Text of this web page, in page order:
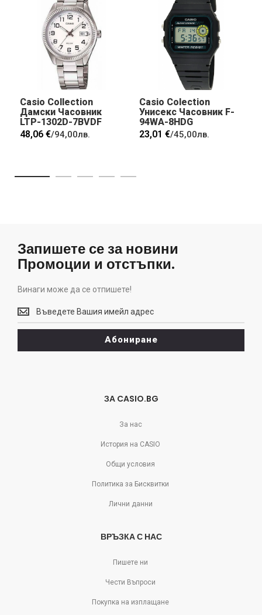
Casio Collection
Дамски Часовник
LTP-1302D-7BVDF
48,06 €/94,00лв.
Casio Colection
Унисекс Часовник F-
94WA-8HDG
23,01 €/45,00лв.
Запишете се за новини
Промоции и отстъпки.
Винаги може да се отпишете!
Винаги
може
да
отпишете!
Абониране
ЗА CASIO.BG
За нас
История на CASIO
Общи условия
Политика за Бисквитки
Лични данни
ВРЪЗКА С НАС
Пишете ни
Чести Въпроси
Покупка на изплащане